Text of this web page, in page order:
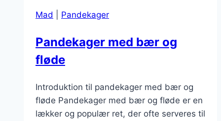
Mad Pandekager
Pandekager med bær og
fløde
Introduktion til pandekager med bær og
fløde Pandekager med bær og fløde er en
lækker og populær ret, der ofte serveres til